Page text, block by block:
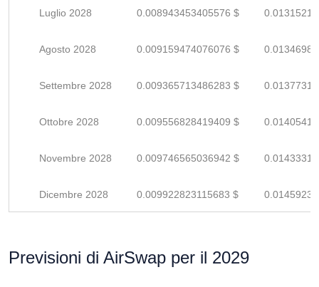
Luglio 2028 0.008943453405576 $
Agosto 2028 0.009159474076076 $
Settembre 2028 0.009365713486283 $
Ottobre 2028 0.009556828419409 $
Novembre 2028 0.009746565036942 $
Dicembre 2028 0.009922823115683 $
Previsioni di AirSwap per il 2029